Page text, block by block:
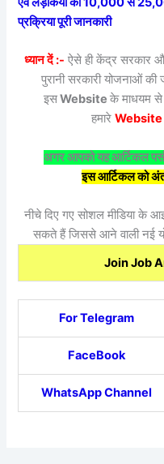
प्रक्रिया पूरी जानकारी
ध्यान दें :- ऐसे ही केंद्र सरकार
पुरानी सरकारी योजनाओं
इसWebsite के माधयम
हमारे Website
अगर आपको यह आर्टिकल
इस आर्टिकल को
नीचे दिए गए सोशल मीडिया के
सकते हैं जिससे आने वाली नई
Join Job
For Telegram
FaceBook
WhatsApp Channel